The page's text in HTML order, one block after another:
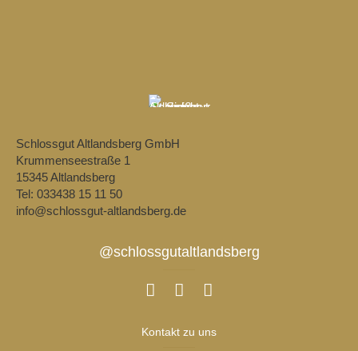
Schlossgut Altlandsberg GmbH
Krummenseestraße 1
15345 Altlandsberg
Tel: 033438 15 11 50
info@schlossgut-altlandsberg.de
@schlossgutaltlandsberg
Kontakt zu uns